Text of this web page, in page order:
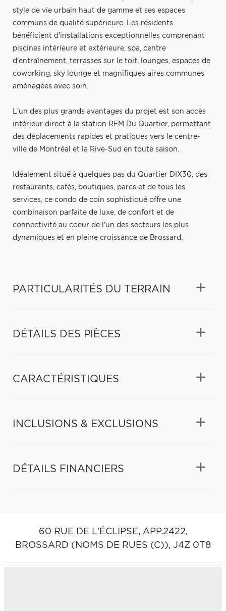
style de vie urbain haut de gamme et ses espaces
communs de qualité supérieure. Les résidents
bénéficient d'installations exceptionnelles comprenant
piscines intérieure et extérieure, spa, centre
d'entraînement, terrasses sur le toit, lounges, espaces de
coworking, sky lounge et magnifiques aires communes
aménagées avec soin.
L'un des plus grands avantages du projet est son accès
intérieur direct à la station REM Du Quartier, permettant
des déplacements rapides et pratiques vers le centre-
ville de Montréal et la Rive-Sud en toute saison.
Idéalement situé à quelques pas du Quartier DIX30, des
restaurants, cafés, boutiques, parcs et de tous les
services, ce condo de coin sophistiqué offre une
combinaison parfaite de luxe, de confort et de
connectivité au coeur de l'un des secteurs les plus
dynamiques et en pleine croissance de Brossard.
PARTICULARITÉS DU TERRAIN
DÉTAILS DES PIÈCES
CARACTÉRISTIQUES
INCLUSIONS & EXCLUSIONS
DÉTAILS FINANCIERS
60 RUE DE L'ÉCLIPSE, APP.2422,
BROSSARD (NOMS DE RUES (C)), J4Z 0T8